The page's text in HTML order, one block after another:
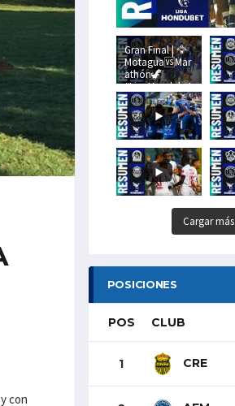
con
Gran Final | 🦅
Motagua🆚Mar
athón🦖
#LigaHondubet
Cargar más
POSICIONES
POS CLUB
1 CRE